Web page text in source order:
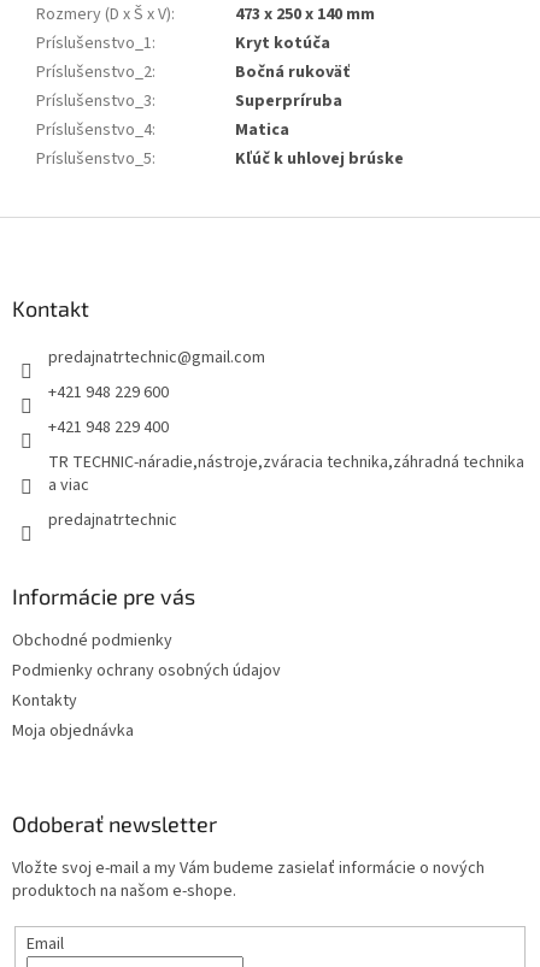
Rozmery (D x Š x V):
473 x 250 x 140 mm
Príslušenstvo_1:
Kryt kotúča
Príslušenstvo_2:
Bočná rukoväť
Príslušenstvo_3:
Superpríruba
Príslušenstvo_4:
Matica
Príslušenstvo_5: Kľúč k uhlovej brúske
Kontakt
predajnatrtechnic@gmail.com
+421 948 229 600
+421 948 229 400
TR TECHNIC-náradie,nástroje,zváracia technika,záhradná technika
a viac
predajnatrtechnic
Informácie pre vás
Obchodné podmienky
Podmienky ochrany osobných údajov
Kontakty
Moja objednávka
Odoberať newsletter
Vložte svoj e-mail a my Vám budeme zasielať informácie o nových
produktoch na našom e-shope.
Email